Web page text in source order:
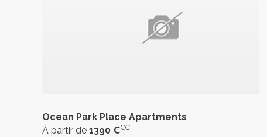
Ocean Park Place Apartments
À partir de 1390 €CC